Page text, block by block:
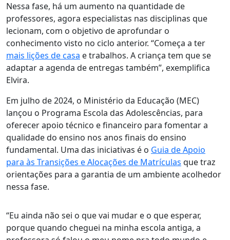
Nessa fase, há um aumento na quantidade de
professores, agora especialistas nas disciplinas que
lecionam, com o objetivo de aprofundar o
conhecimento visto no ciclo anterior. “Começa a ter
mais lições de casa e trabalhos. A criança tem que se
adaptar a agenda de entregas também”, exemplifica
Elvira.
Em julho de 2024, o Ministério da Educação (MEC)
lançou o Programa Escola das Adolescências, para
oferecer apoio técnico e financeiro para fomentar a
qualidade do ensino nos anos finais do ensino
fundamental. Uma das iniciativas é o Guia de Apoio
para às Transições e Alocações de Matrículas que traz
orientações para a garantia de um ambiente acolhedor
nessa fase.
“Eu ainda não sei o que vai mudar e o que esperar,
porque quando cheguei na minha escola antiga, a